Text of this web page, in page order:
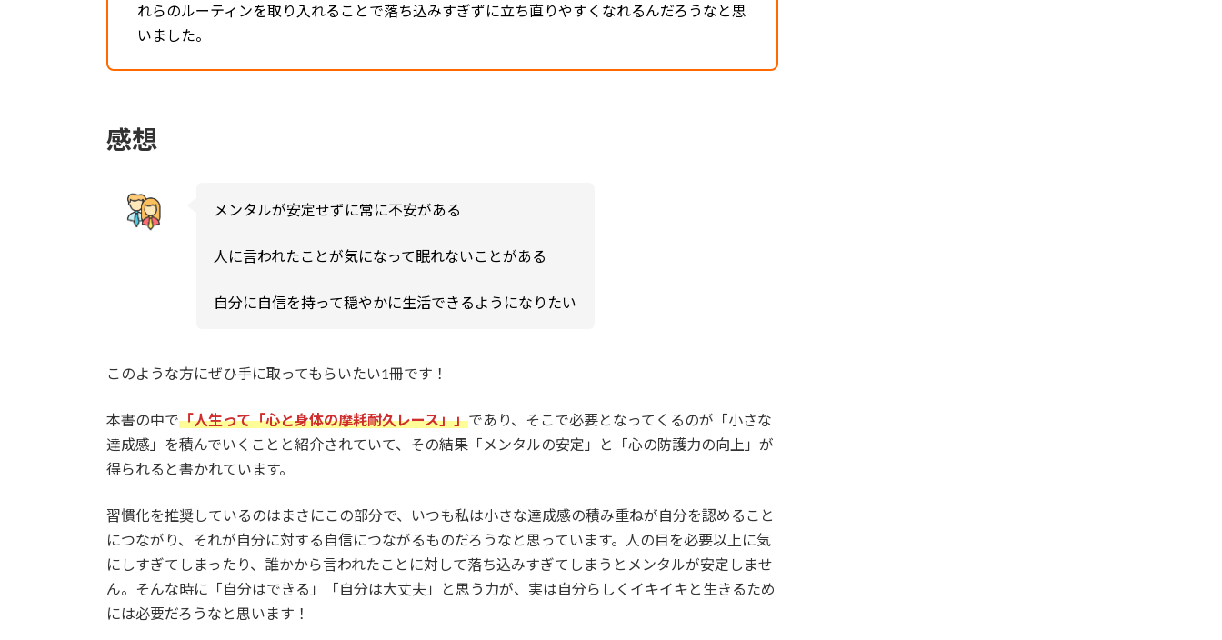
れらのルーティンを取り入れることで落ち込みすぎずに立ち直りやすくなれるんだろうなと思
いました。
感想
メンタルが安定せずに常に不安がある
人に言われたことが気になって眠れないことがある
自分に自信を持って穏やかに生活できるようになりたい
このような方にぜひ手に取ってもらいたい1冊です！
本書の中で「人生って「心と身体の摩耗耐久レース」」であり、そこで必要となってくるのが「小さな
達成感」を積んでいくことと紹介されていて、その結果「メンタルの安定」と「心の防護力の向上」が
得られると書かれています。
習慣化を推奨しているのはまさにこの部分で、いつも私は小さな達成感の積み重ねが自分を認めること
につながり、それが自分に対する自信につながるものだろうなと思っています。人の目を必要以上に気
にしすぎてしまったり、誰かから言われたことに対して落ち込みすぎてしまうとメンタルが安定しませ
ん。そんな時に「自分はできる」「自分は大丈夫」と思う力が、実は自分らしくイキイキと生きるため
には必要だろうなと思います！